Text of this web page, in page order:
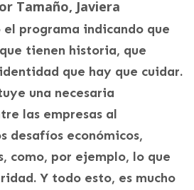
Tamaño, Javiera
el programa indicando que
tienen historia, que
que hay que cuidar.
una necesaria
las empresas al
desafíos económicos,
como, por ejemplo, lo que
Y todo esto, es mucho